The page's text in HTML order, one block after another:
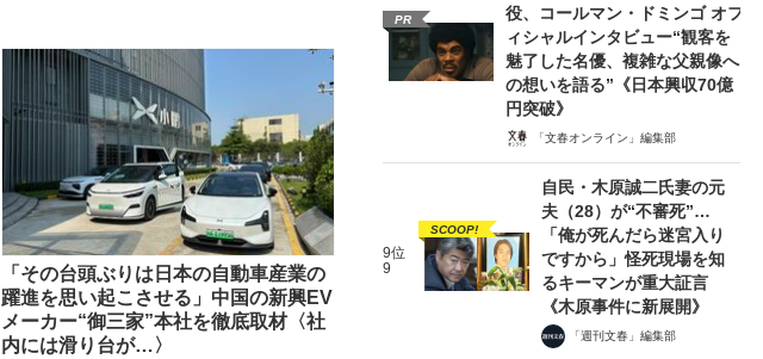
「その台頭ぶりは日本の自動車産業の
躍進を思い起こさせる」中国の新興EV
メーカー“御三家”本社を徹底取材〈社
内には滑り台が…〉
PR
役、コールマン・ドミンゴ オフ
ィシャルインタビュー“観客を
魅了した名優、複雑な父親像へ
の想いを語る”《日本興収70億
円突破》
「文春オンライン」編集部
9位
9
SCOOP!
自民・木原誠二氏妻の元
夫（28）が“不審死”…
「俺が死んだら迷宮入り
ですから」怪死現場を知
るキーマンが重大証言
《木原事件に新展開》
「週刊文春」編集部